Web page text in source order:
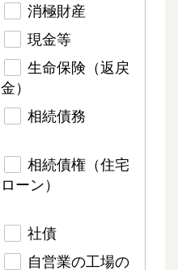
消極財産
現金等
生命保険（返戻
金）
相続債務
相続債権（住宅
ローン）
社債
自営業の工場の